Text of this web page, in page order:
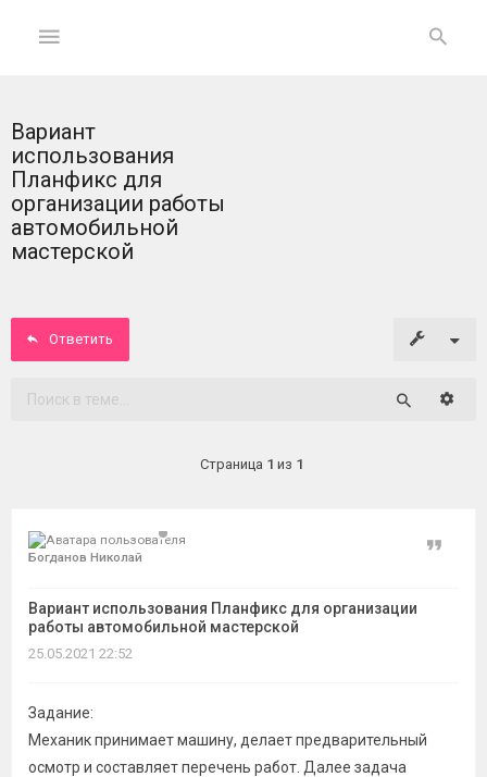
ГЛАВНАЯ
На
главную
Вход
без
Вариант
использования
Планфикс для
организации работы
автомобильной
мастерской
Ответить
Страница 1 из 1
Богданов Николай
Вариант использования Планфикс для организации
работы автомобильной мастерской
Цитата
25.05.2021 22:52
Задание:
Механик принимает машину, делает предварительный
осмотр и составляет перечень работ. Далее задача